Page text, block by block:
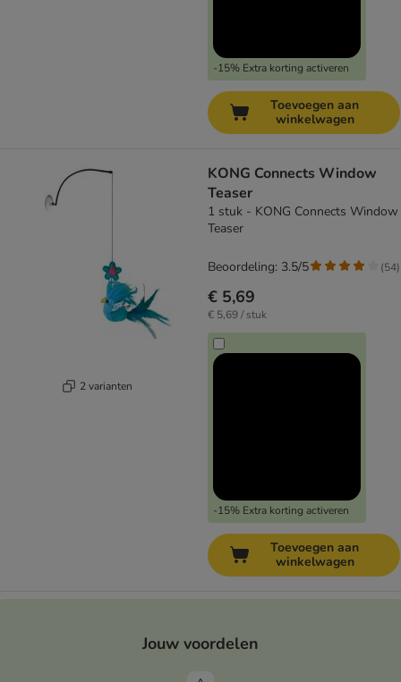
-15% Extra korting activeren
Toevoegen aan
winkelwagen
2 varianten
KONG Connects Window
Teaser
1 stuk - KONG Connects Window
Teaser
€ 5,69
€ 5,69 / stuk
-15% Extra korting activeren
Beoordeling: 3.5/5 (54)
Toevoegen aan
winkelwagen
Jouw voordelen